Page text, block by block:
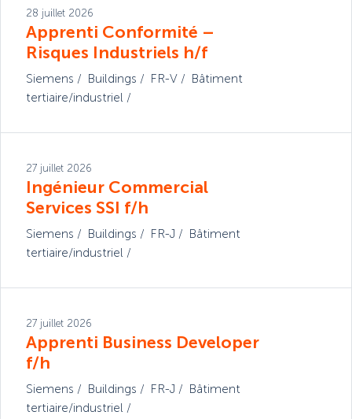
28 juillet 2026
Apprenti Conformité –
Risques Industriels h/f
Siemens Buildings FR-V
Bâtiment
tertiaire/industriel
27 juillet 2026
Ingénieur Commercial
Services SSI f/h
Siemens Buildings FR-J
Bâtiment
tertiaire/industriel
27 juillet 2026
Apprenti Business Developer
f/h
Siemens Buildings FR-J
Bâtiment
tertiaire/industriel